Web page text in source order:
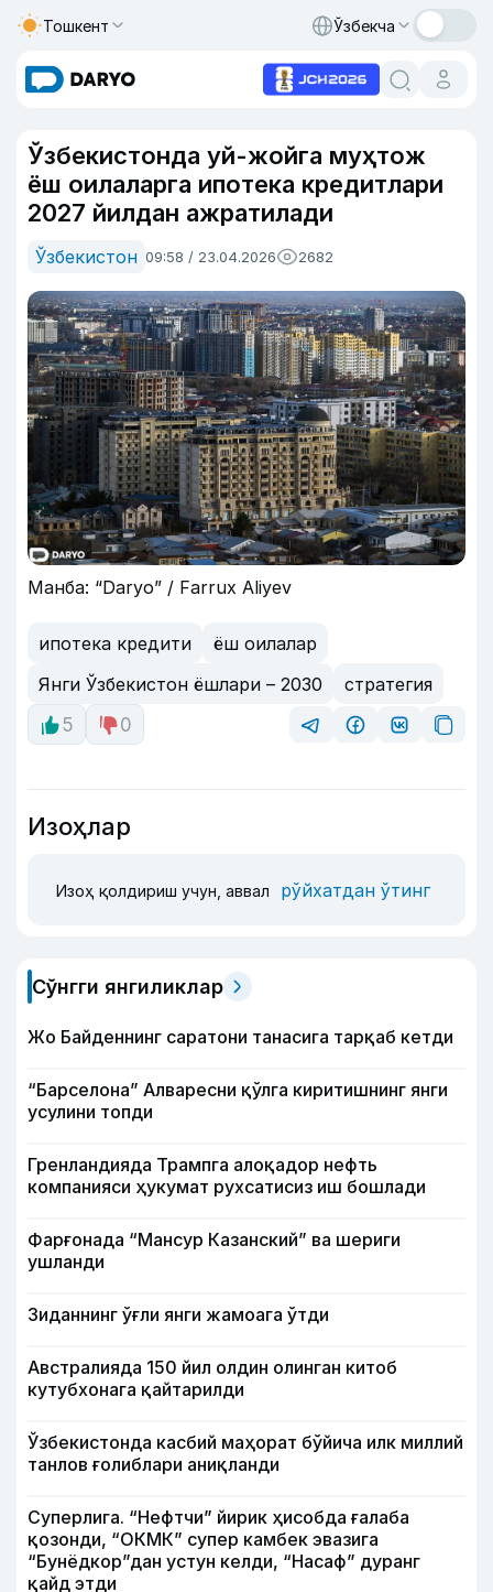
Тошкент Ўзбекча
Ўзбекистонда уй-жойга муҳтож
ёш оилаларга ипотека кредитлари
2027 йилдан ажратилади
Ўзбекистон 09:58 / 23.04.2026 2682
Манба: “Daryo” / Farrux Aliyev
ипотека кредити
ёш оилалар
Янги Ўзбекистон ёшлари – 2030
стратегия
5
0
Изоҳлар
Изоҳ қолдириш учун, аввал рўйхатдан ўтинг
Сўнгги янгиликлар
Жо Байденнинг саратони танасига тарқаб кетди
“Барселона” Алваресни қўлга киритишнинг янги
усулини топди
Гренландияда Трампга алоқадор нефть
компанияси ҳукумат рухсатисиз иш бошлади
Фарғонада “Мансур Казанский” ва шериги
ушланди
Зиданнинг ўғли янги жамоага ўтди
Австралияда 150 йил олдин олинган китоб
кутубхонага қайтарилди
Ўзбекистонда касбий маҳорат бўйича илк миллий
танлов ғолиблари аниқланди
Суперлига. “Нефтчи” йирик ҳисобда ғалаба
қозонди, “ОКМК” супер камбек эвазига
“Бунёдкор”дан устун келди, “Насаф” дуранг
қайд этди